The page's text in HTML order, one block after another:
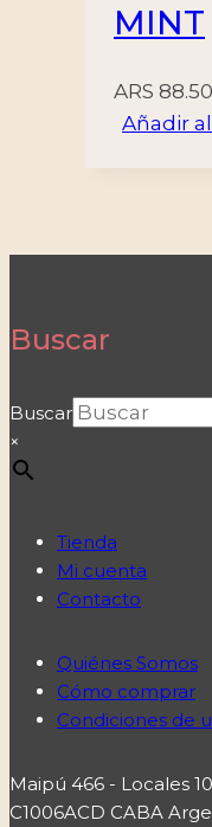
MINT
ARS
Añadir
Buscar
Buscar
×
Tienda
Mi cuenta
Contacto
Quiénes Somos
Cómo comprar
Condiciones de
Maipú 466 - Locales
C1006ACD CABA